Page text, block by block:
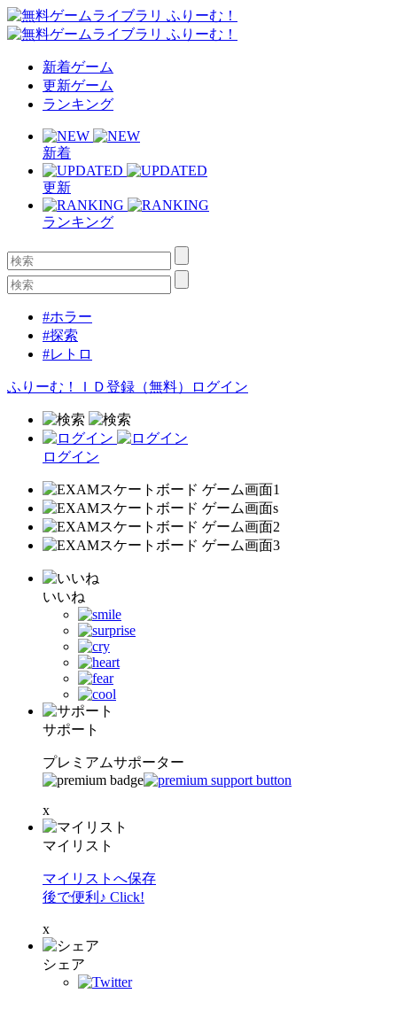
新着ゲーム
更新ゲーム
ランキング
新着
更新
ランキング
#ホラー
#探索
#レトロ
ふりーむ！ＩＤ登録（無料） ログイン
ログイン
いいね
サポート
プレミアムサポーター
x
マイリスト
マイリストへ保存
後で便利♪ Click!
x
シェア